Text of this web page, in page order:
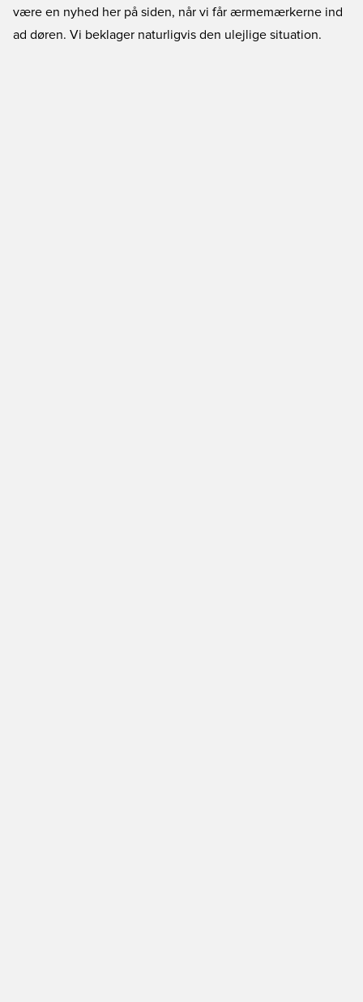
være en nyhed her på siden, når vi får ærmemærkerne ind
ad døren. Vi beklager naturligvis den ulejlige situation.